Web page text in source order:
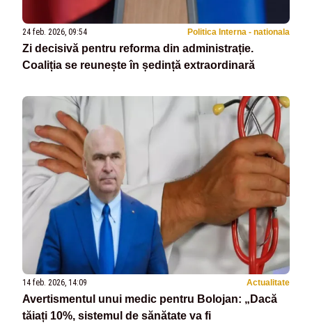
24 feb. 2026, 09:54 Politica Interna - nationala
Zi decisivă pentru reforma din administrație.
Coaliția se reunește în ședință extraordinară
14 feb. 2026, 14:09 Actualitate
Avertismentul unui medic pentru Bolojan: „Dacă
tăiați 10%, sistemul de sănătate va fi